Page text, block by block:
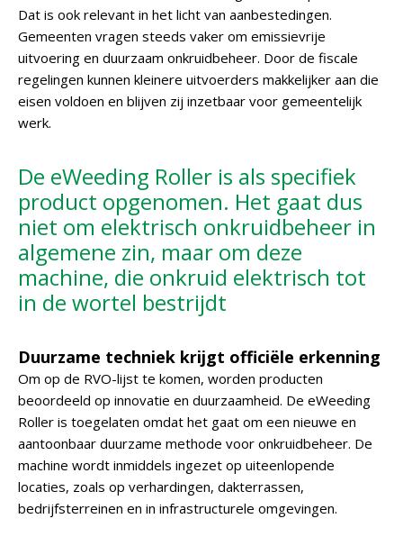
Dat is ook relevant in het licht van aanbestedingen.
Gemeenten vragen steeds vaker om emissievrije
uitvoering en duurzaam onkruidbeheer. Door de fiscale
regelingen kunnen kleinere uitvoerders makkelijker aan die
eisen voldoen en blijven zij inzetbaar voor gemeentelijk
werk.
De eWeeding Roller is als specifiek
product opgenomen. Het gaat dus
niet om elektrisch onkruidbeheer in
algemene zin, maar om deze
machine, die onkruid elektrisch tot
in de wortel bestrijdt
Duurzame techniek krijgt officiële erkenning
Om op de RVO-lijst te komen, worden producten
beoordeeld op innovatie en duurzaamheid. De eWeeding
Roller is toegelaten omdat het gaat om een nieuwe en
aantoonbaar duurzame methode voor onkruidbeheer. De
machine wordt inmiddels ingezet op uiteenlopende
locaties, zoals op verhardingen, dakterrassen,
bedrijfsterreinen en in infrastructurele omgevingen.